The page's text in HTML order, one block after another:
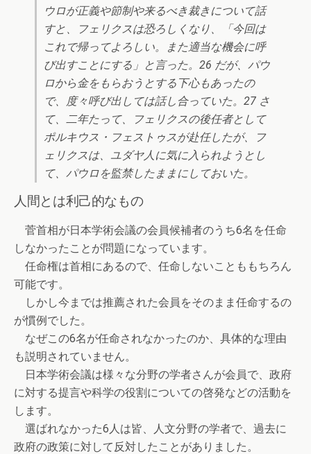
ウロが正義や節制や来るべき裁きについて話
すと、フェリクスは恐ろしくなり、「今回は
これで帰ってよろしい。また適当な機会に呼
び出すことにする」と言った。26 だが、パウ
ロから金をもらおうとする下心もあったの
で、度々呼び出しては話し合っていた。27 さ
て、二年たって、フェリクスの後任者として
ポルキウス・フェストゥスが赴任したが、フ
ェリクスは、ユダヤ人に気に入られようとし
て、パウロを監禁したままにしておいた。
人間とは利己的なもの
菅首相が日本学術会議の会員候補者のうち6名を任命
しなかったことが問題になっています。
任命権は首相にあるので、任命しないことももちろん
可能です。
しかし今までは推薦された会員をそのまま任命するの
が慣例でした。
なぜこの6名が任命されなかったのか、具体的な理由
も説明されていません。
日本学術会議は様々な分野の学者さんが会員で、政府
に対する提言や科学の役割についての啓発などの活動を
します。
選ばれなかった6人は皆、人文分野の学者で、過去に
政府の政策に対して反対したことがありました。